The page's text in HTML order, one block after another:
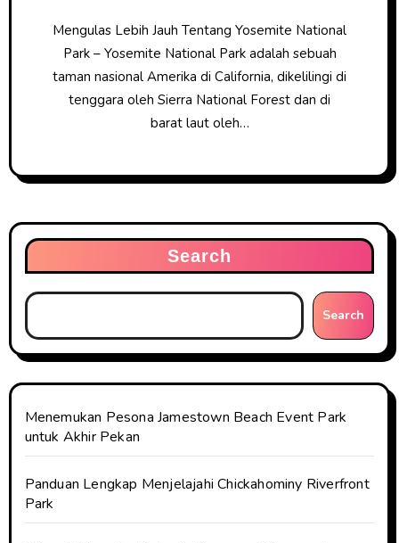
Mengulas Lebih Jauh Tentang Yosemite National
Park – Yosemite National Park adalah sebuah
taman nasional Amerika di California, dikelilingi di
tenggara oleh Sierra National Forest dan di
barat laut oleh…
Search
Search
Menemukan Pesona Jamestown Beach Event Park
untuk Akhir Pekan
Panduan Lengkap Menjelajahi Chickahominy Riverfront
Park